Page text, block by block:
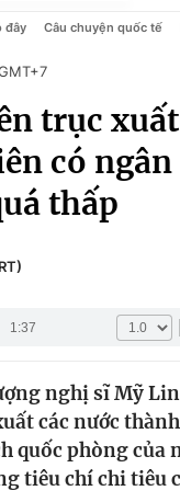
Giải trí
đây Câu chuyện quốc tế
trục
có ngân
thấp
1:37
nghị sĩ Mỹ
các nước
quốc phòng của
tiêu chí chi tiêu